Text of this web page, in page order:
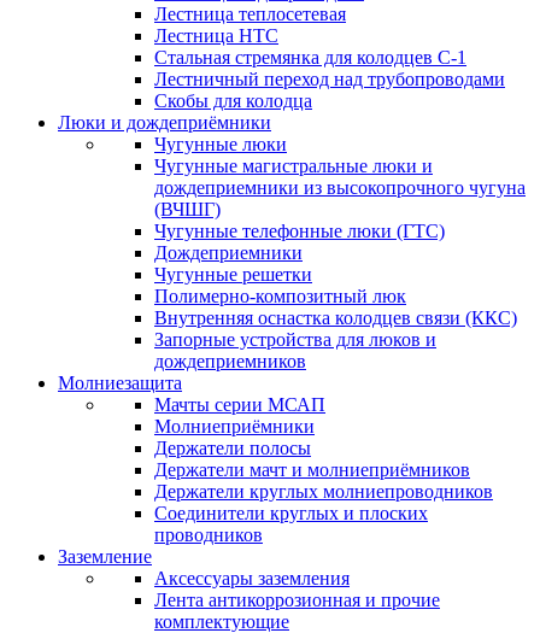
Лестница теплосетевая
Лестница НТС
Стальная стремянка для колодцев С-1
Лестничный переход над трубопроводами
Скобы для колодца
Люки и дождеприёмники
Чугунные люки
Чугунные магистральные люки и
дождеприемники из высокопрочного чугуна
(ВЧШГ)
Чугунные телефонные люки (ГТС)
Дождеприемники
Чугунные решетки
Полимерно-композитный люк
Внутренняя оснастка колодцев связи (ККС)
Запорные устройства для люков и
дождеприемников
Молниезащита
Мачты серии МСАП
Молниеприёмники
Держатели полосы
Держатели мачт и молниеприёмников
Держатели круглых молниепроводников
Cоединители круглых и плоских
проводников
Заземление
Аксессуары заземления
Лента антикоррозионная и прочие
комплектующие